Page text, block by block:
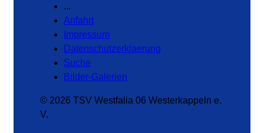
...
Anfahrt
Impressum
Datenschutzerklaerung
Suche
Bilder-Galerien
© 2026 TSV Westfalia 06 Westerkappeln e.
V.